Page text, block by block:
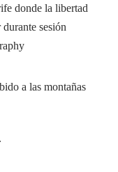
donde la libertad
sesión
a las montañas